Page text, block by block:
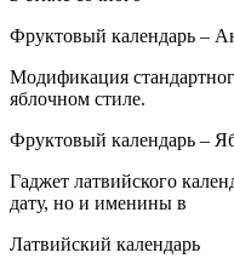
Фруктовый календарь –
Модификация
яблочном стиле.
Фруктовый календарь –
Гаджет латвийского
дату, но и именины в
Латвийский календарь